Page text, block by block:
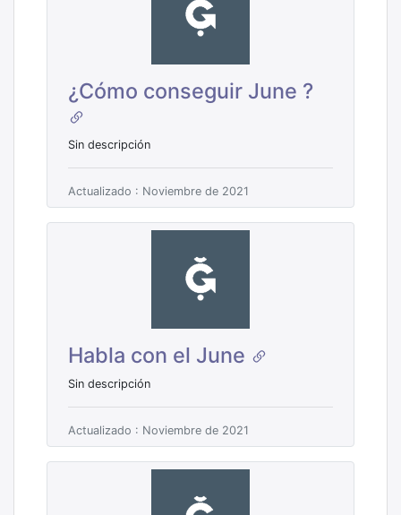
¿Cómo conseguir June ?
Sin descripción
Actualizado : Noviembre de 2021
Habla con el June
Sin descripción
Actualizado : Noviembre de 2021